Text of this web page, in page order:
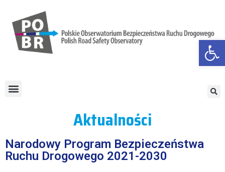
Aktualności
Narodowy Program Bezpieczeństwa
Ruchu Drogowego 2021-2030